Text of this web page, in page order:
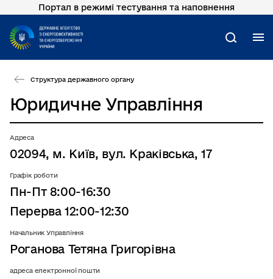
Перейти
основного
вмісту
Портал в режимі тестування та наповнення
Пошук
Структура державного органу
Юридичне Управління
Адреса
02094, м. Київ, вул. Краківська, 17
Графік роботи
Пн-Пт 8:00-16:30
Перерва 12:00-12:30
Начальник Управління
Роганова Тетяна Григорівна
адреса електронної пошти